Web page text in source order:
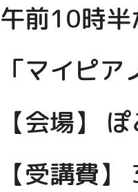
午前10時
「マイピ
【会場】
【受講費